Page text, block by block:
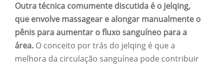
Outra técnica comumente discutida é o jelqing,
que envolve massagear e alongar manualmente o
pênis para aumentar o fluxo sanguíneo para a
área. O conceito por trás do jelqing é que a
melhora da circulação sanguínea pode contribuir